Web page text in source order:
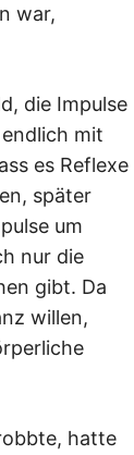
war,
die Impulse
mit
es Reflexe
später
um
nur die
gibt. Da
willen,
hatte